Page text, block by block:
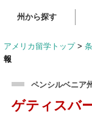
州から探す
アメリカ留学トップ >
報
ペンシルベニア
ゲティスバ